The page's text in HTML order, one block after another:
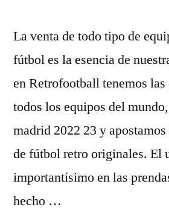
La venta de todo tipo de
fútbol es la esencia de
en Retrofootball tenemos las
todos los equipos del
madrid 2022 23 y
de fútbol retro originales. El
importantísimo en las
hecho …